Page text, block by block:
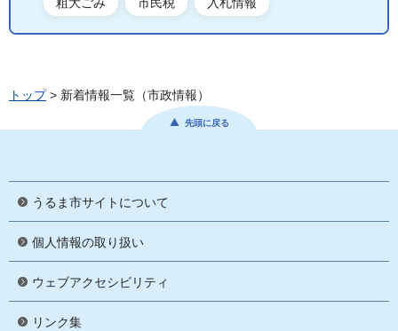
トップ> 新着情報一覧（市政情報）
先頭に戻る
うるま市サイトについて
個人情報の取り扱い
ウェブアクセシビリティ
リンク集